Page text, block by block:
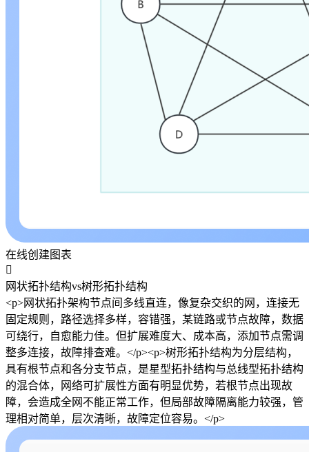
在线创建图表

网状拓扑结构vs树形拓扑结构
<p>网状拓扑架构节点间多线直连，像复杂交织的网，连接无
固定规则，路径选择多样，容错强，某链路或节点故障，数据
可绕行，自愈能力佳。但扩展难度大、成本高，添加节点需调
整多连接，故障排查难。</p><p>树形拓扑结构为分层结构，
具有根节点和各分支节点，是星型拓扑结构与总线型拓扑结构
的混合体，网络可扩展性方面有明显优势，若根节点出现故
障，会造成全网不能正常工作，但局部故障隔离能力较强，管
理相对简单，层次清晰，故障定位容易。</p>